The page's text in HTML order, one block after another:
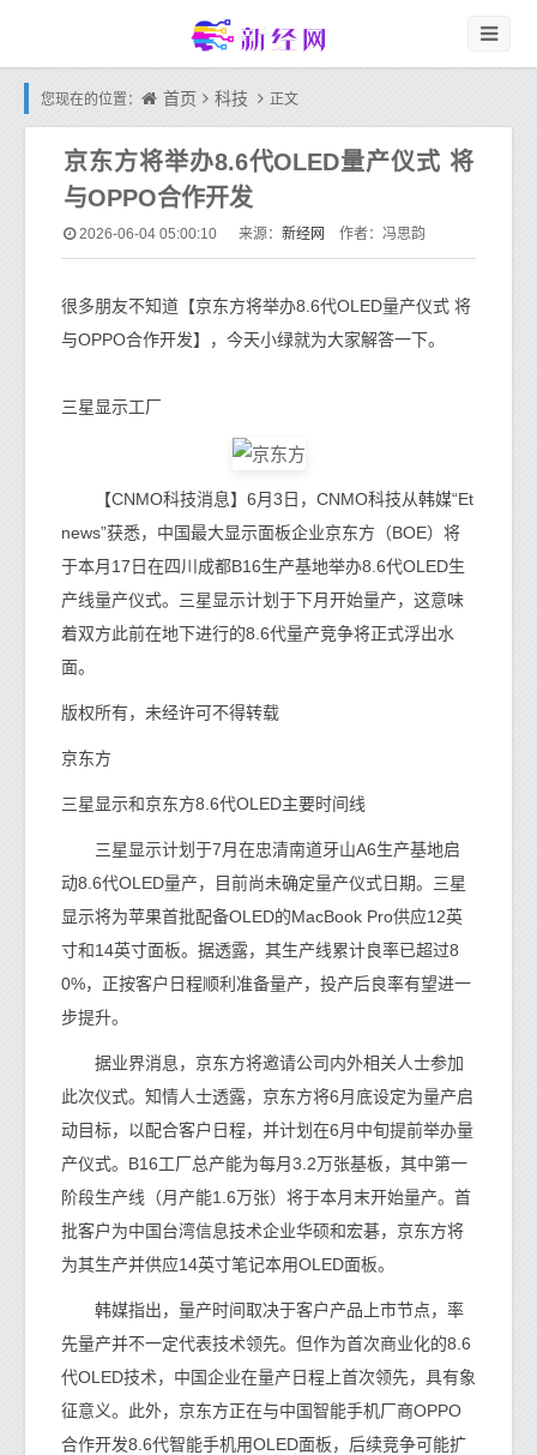
您现在的位置： 首页 科技 正文
京东方将举办8.6代OLED量产仪式 将
与OPPO合作开发
2026-06-04 05:00:10 来源： 新经网 作者：冯思韵
很多朋友不知道【京东方将举办8.6代OLED量产仪式 将
与OPPO合作开发】，今天小绿就为大家解答一下。
三星显示工厂
【CNMO科技消息】6月3日，CNMO科技从韩媒“Et
news”获悉，中国最大显示面板企业京东方（BOE）将
于本月17日在四川成都B16生产基地举办8.6代OLED生
产线量产仪式。三星显示计划于下月开始量产，这意味
着双方此前在地下进行的8.6代量产竞争将正式浮出水
面。
版权所有，未经许可不得转载
京东方
三星显示和京东方8.6代OLED主要时间线
三星显示计划于7月在忠清南道牙山A6生产基地启
动8.6代OLED量产，目前尚未确定量产仪式日期。三星
显示将为苹果首批配备OLED的MacBook Pro供应12英
寸和14英寸面板。据透露，其生产线累计良率已超过8
0%，正按客户日程顺利准备量产，投产后良率有望进一
步提升。
据业界消息，京东方将邀请公司内外相关人士参加
此次仪式。知情人士透露，京东方将6月底设定为量产启
动目标，以配合客户日程，并计划在6月中旬提前举办量
产仪式。B16工厂总产能为每月3.2万张基板，其中第一
阶段生产线（月产能1.6万张）将于本月末开始量产。首
批客户为中国台湾信息技术企业华硕和宏碁，京东方将
为其生产并供应14英寸笔记本用OLED面板。
韩媒指出，量产时间取决于客户产品上市节点，率
先量产并不一定代表技术领先。但作为首次商业化的8.6
代OLED技术，中国企业在量产日程上首次领先，具有象
征意义。此外，京东方正在与中国智能手机厂商OPPO
合作开发8.6代智能手机用OLED面板，后续竞争可能扩